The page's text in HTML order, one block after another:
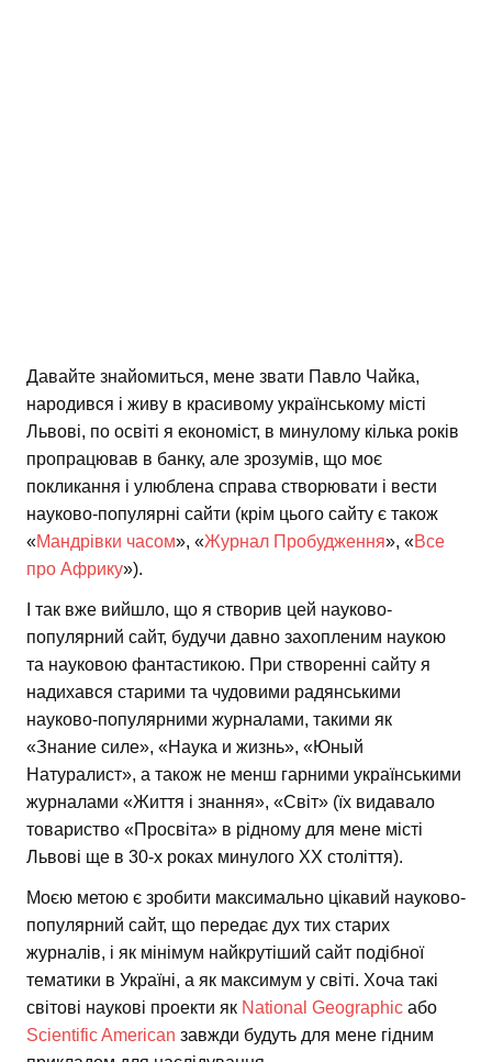
Давайте знайомиться, мене звати Павло Чайка,
народився і живу в красивому українському місті
Львові, по освіті я економіст, в минулому кілька років
пропрацював в банку, але зрозумів, що моє
покликання і улюблена справа створювати і вести
науково-популярні сайти (крім цього сайту є також
«Мандрівки часом», «Журнал Пробудження», «Все
про Африку»).
І так вже вийшло, що я створив цей науково-
популярний сайт, будучи давно захопленим наукою
та науковою фантастикою. При створенні сайту я
надихався старими та чудовими радянськими
науково-популярними журналами, такими як
«Знание силе», «Наука и жизнь», «Юный
Натуралист», а також не менш гарними українськими
журналами «Життя і знання», «Світ» (їх видавало
товариство «Просвіта» в рідному для мене місті
Львові ще в 30-х роках минулого ХХ століття).
Моєю метою є зробити максимально цікавий науково-
популярний сайт, що передає дух тих старих
журналів, і як мінімум найкрутіший сайт подібної
тематики в Україні, а як максимум у світі. Хоча такі
світові наукові проекти як National Geographic або
Scientific American завжди будуть для мене гідним